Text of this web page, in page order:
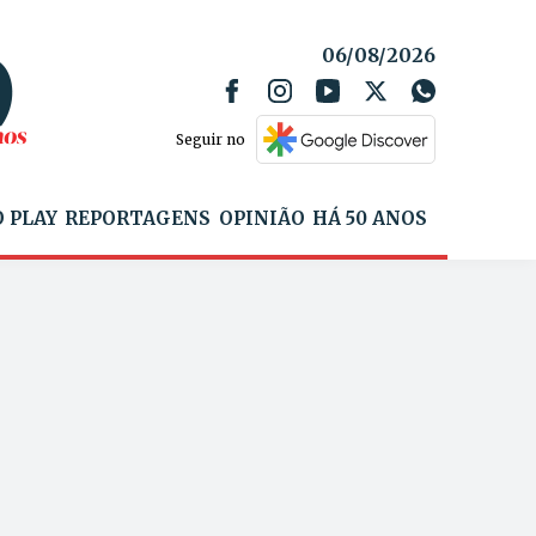
06/08/2026
Seguir no
PLAY REPORTAGENS OPINIÃO HÁ 50 ANOS